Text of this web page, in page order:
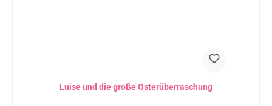
Luise und die große Osterüberraschung